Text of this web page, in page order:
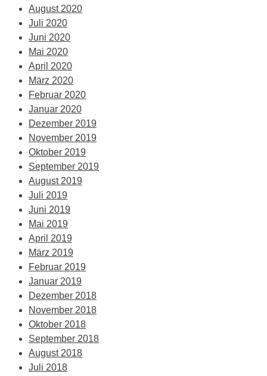
August 2020
Juli 2020
Juni 2020
Mai 2020
April 2020
März 2020
Februar 2020
Januar 2020
Dezember 2019
November 2019
Oktober 2019
September 2019
August 2019
Juli 2019
Juni 2019
Mai 2019
April 2019
März 2019
Februar 2019
Januar 2019
Dezember 2018
November 2018
Oktober 2018
September 2018
August 2018
Juli 2018